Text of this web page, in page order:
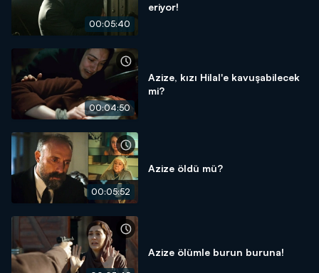
00:05:40
eriyor!
00:04:50
Azize, kızı Hilal'e kavuşabilecek
mi?
00:05:52
Azize öldü mü?
Azize ölümle burun buruna!